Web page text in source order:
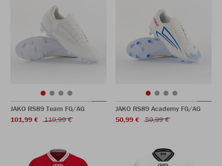
JAKO RS89 Team FG/AG
101,99 €
119,99 €
JAKO RS89 Academy FG/AG
50,99 €
59,99 €